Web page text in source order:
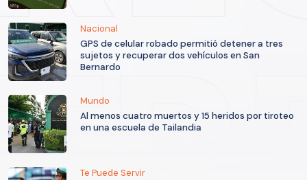
Nacional
GPS de celular robado permitió detener a tres
sujetos y recuperar dos vehículos en San
Bernardo
Mundo
Al menos cuatro muertos y 15 heridos por tiroteo
en una escuela de Tailandia
Te Puede Servir